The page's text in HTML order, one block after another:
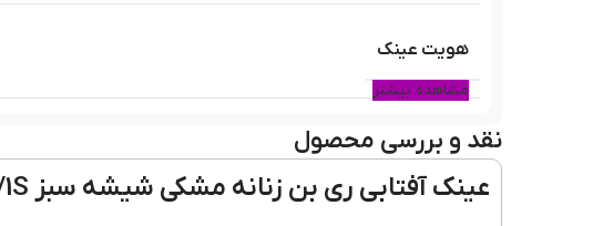
هویت عینک
فرم صورت
مشاهده بیشتر
نقد و بررسی محصول
عینک آفتابی ری بن زنانه مشکی شیشه سبز RB R2140/1S؛ با استاندارد uv400